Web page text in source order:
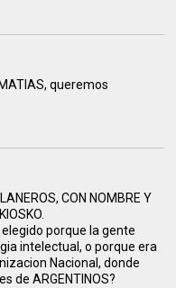
queremos
CON NOMBRE Y
porque la gente
intelectual, o porque era
Nacional, donde
de ARGENTINOS?